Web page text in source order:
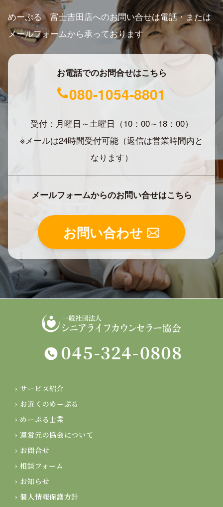
めーぷる 富士吉田店へのお問い合せは電話・または
メールフォームから承っております
お電話でのお問合せはこちら
080-1054-8801
受付：月曜日～土曜日（10：00～18：00）
※メールは24時間受付可能（返信は営業時間内と
なります）
メールフォームからのお問い合せはこちら
お問い合わせ
› サービス紹介
› お近くのめーぷる
› めーぷる士業
› 運営元の協会について
› お問合せ
› 相談フォーム
› お知らせ
› 個人情報保護方針